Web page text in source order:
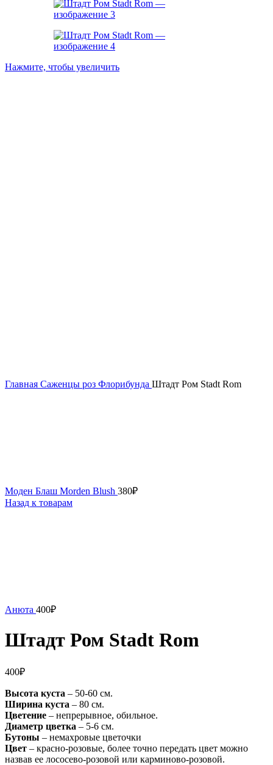
Нажмите, чтобы увеличить
Главная Саженцы роз Флорибунда Штадт Ром Stadt Rom
Моден Блаш Morden Blush 380₽
Назад к товарам
Анюта 400₽
Штадт Ром Stadt Rom
400₽
Высота куста – 50-60 см.
Ширина куста – 80 см.
Цветение – непрерывное, обильное.
Диаметр цветка – 5-6 см.
Бутоны – немахровые цветочки
Цвет – красно-розовые, более точно передать цвет можно
назвав ее лососево-розовой или карминово-розовой.